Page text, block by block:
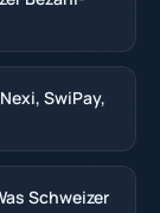
SwiPay,
Schweizer